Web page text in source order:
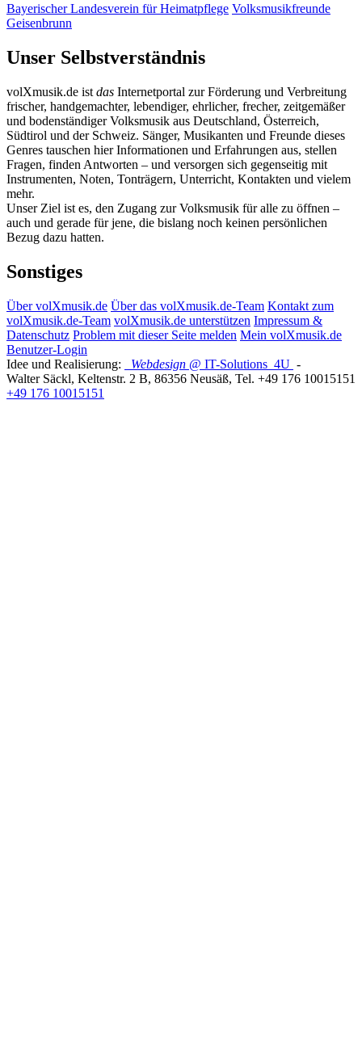
Bayerischer Landesverein für Heimatpflege Volksmusikfreunde
Geisenbrunn
Unser Selbstverständnis
volXmusik.de ist das Internetportal zur Förderung und Verbreitung
frischer, handgemachter, lebendiger, ehrlicher, frecher, zeitgemäßer
und bodenständiger Volksmusik aus Deutschland, Österreich,
Südtirol und der Schweiz. Sänger, Musikanten und Freunde dieses
Genres tauschen hier Informationen und Erfahrungen aus, stellen
Fragen, finden Antworten – und versorgen sich gegenseitig mit
Instrumenten, Noten, Tonträgern, Unterricht, Kontakten und vielem
mehr.
Unser Ziel ist es, den Zugang zur Volksmusik für alle zu öffnen –
auch und gerade für jene, die bislang noch keinen persönlichen
Bezug dazu hatten.
Sonstiges
Über volXmusik.de Über das volXmusik.de-Team Kontakt zum
volXmusik.de-Team volXmusik.de unterstützen Impressum &
Datenschutz Problem mit dieser Seite melden Mein volXmusik.de
Benutzer-Login
Idee und Realisierung:
Webdesign @ IT-Solutions 4U -
Walter Säckl, Keltenstr. 2 B, 86356 Neusäß, Tel. +49 176 10015151
+49 176 10015151